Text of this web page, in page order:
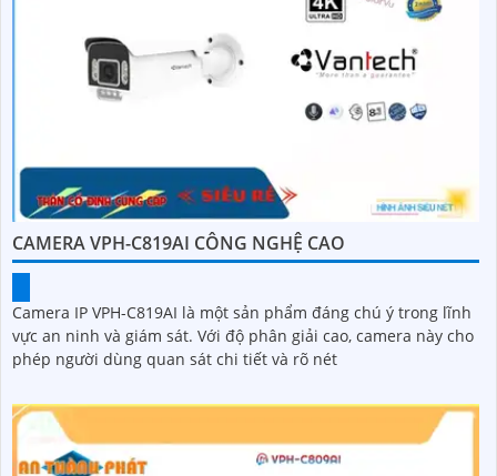
CAMERA VPH-C819AI CÔNG NGHỆ CAO
Camera IP VPH-C819AI là một sản phẩm đáng chú ý trong lĩnh
vực an ninh và giám sát. Với độ phân giải cao, camera này cho
phép người dùng quan sát chi tiết và rõ nét